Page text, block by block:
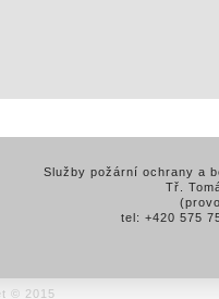
Služby požární ochrany a
Tř.
tel: +420 575
© 2015